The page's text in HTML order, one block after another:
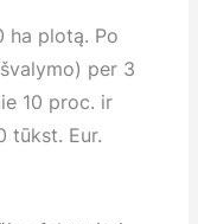
ha plotą. Po
per 3
10 proc. ir
tūkst. Eur.